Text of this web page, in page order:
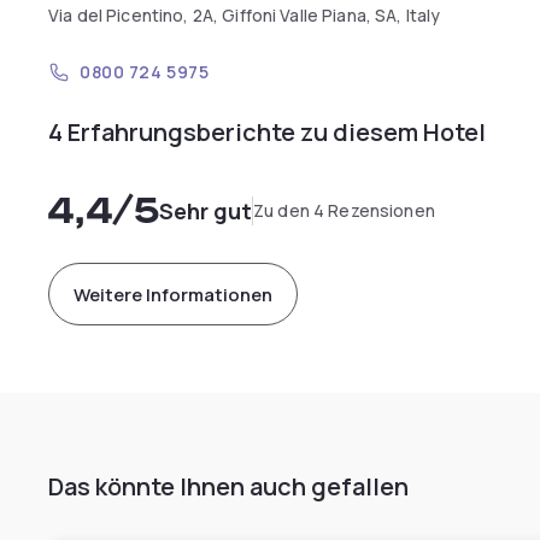
Via del Picentino, 2A, Giffoni Valle Piana, SA, Italy
0800 724 5975
4 Erfahrungsberichte zu diesem Hotel
4,4/5Sehr gutZu den 4 Rezensionen
Weitere Informationen
Das könnte Ihnen auch gefallen